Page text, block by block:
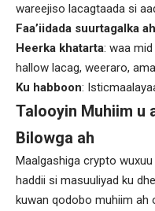
wareejiso lacagtaada si
Faa’iidada suurtagalka ah
Heerka khatarta: waa
hallow lacag, weeraro,
Ku habboon:
Talooyin Muhiim u
Bilowga ah
Maalgashiga crypto
haddii si masuuliyad ku
kuwan qodobo muhiim ah